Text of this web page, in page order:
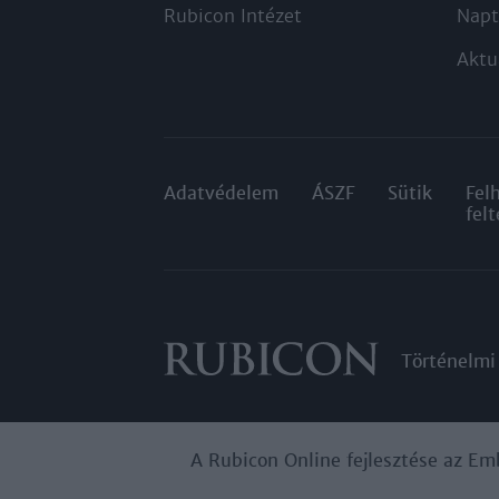
Rubicon Intézet
Adatvédelem ÁSZF Sütik
A Rubicon Online fejlesztése az